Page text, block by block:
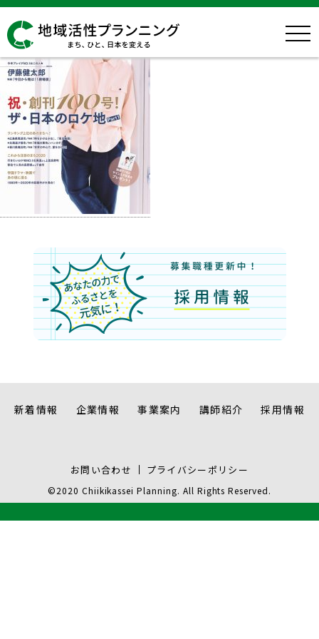
新着情報 企業情報 事業案内 講師紹介 採用情報
お問い合わせ プライバシーポリシー
©2020 Chiikikassei Planning. All Rights Reserved.